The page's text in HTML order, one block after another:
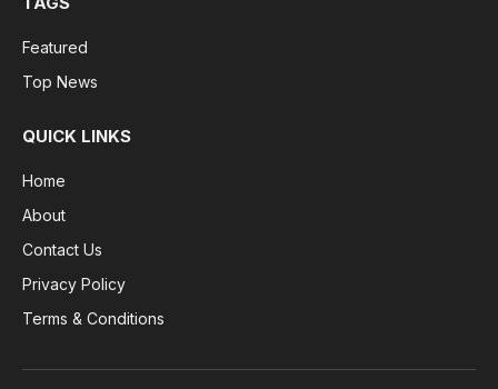
Featured
Top News
QUICK LINKS
Home
About
Contact Us
Privacy Policy
Terms & Conditions